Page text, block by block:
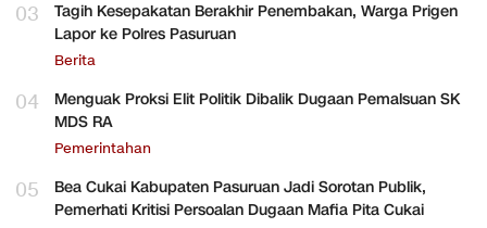
03
Tagih Kesepakatan Berakhir Penembakan, Warga Prigen
Lapor ke Polres Pasuruan
Berita
04
Menguak Proksi Elit Politik Dibalik Dugaan Pemalsuan SK
MDS RA
Pemerintahan
05
Bea Cukai Kabupaten Pasuruan Jadi Sorotan Publik,
Pemerhati Kritisi Persoalan Dugaan Mafia Pita Cukai